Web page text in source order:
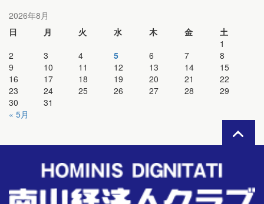
2026年8月
日
月 火 水 木 金
土
1
2
3 4 5 6 7
8
9
10 11 12 13 14
15
16
17 18 19 20 21
22
23
24 25 26 27 28
29
30
31
« 5月